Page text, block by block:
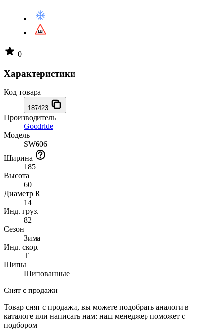
0
Характеристики
Код товара
187423
Производитель
Goodride
Модель
SW606
Ширина
185
Высота
60
Диаметр R
14
Инд. груз.
82
Сезон
Зима
Инд. скор.
T
Шипы
Шипованные
Снят с продажи
Товар снят с продажи, вы можете подобрать аналоги в
каталоге или написать нам: наш менеджер поможет с
подбором